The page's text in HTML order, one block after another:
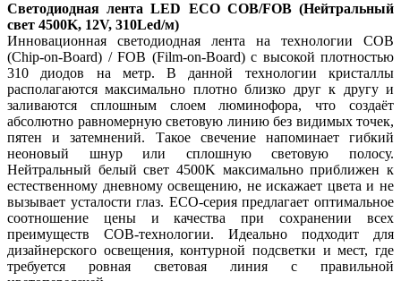
Светодиодная лента LED ECO COB/FOB (Нейтральный
свет 4500K, 12V, 310Led/м)
Инновационная светодиодная лента на технологии COB
(Chip-on-Board) / FOB (Film-on-Board) с высокой плотностью
310 диодов на метр. В данной технологии кристаллы
располагаются максимально плотно близко друг к другу и
заливаются сплошным слоем люминофора, что создаёт
абсолютно равномерную световую линию без видимых точек,
пятен и затемнений. Такое свечение напоминает гибкий
неоновый шнур или сплошную световую полосу.
Нейтральный белый свет 4500K максимально приближен к
естественному дневному освещению, не искажает цвета и не
вызывает усталости глаз. ECO-серия предлагает оптимальное
соотношение цены и качества при сохранении всех
преимуществ COB-технологии. Идеально подходит для
дизайнерского освещения, контурной подсветки и мест, где
требуется ровная световая линия с правильной